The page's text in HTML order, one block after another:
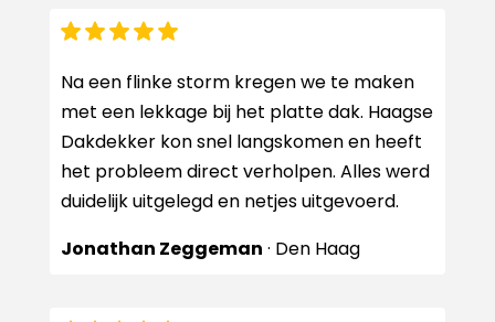
Na een flinke storm kregen we te maken
met een lekkage bij het platte dak. Haagse
Dakdekker kon snel langskomen en heeft
het probleem direct verholpen. Alles werd
duidelijk uitgelegd en netjes uitgevoerd.
Jonathan Zeggeman · Den Haag